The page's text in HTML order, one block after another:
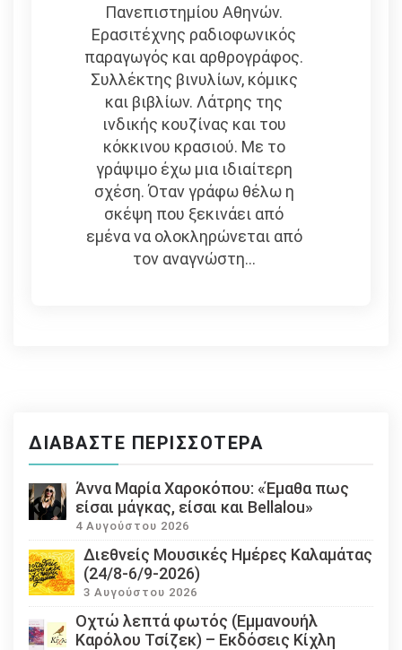
Πανεπιστημίου Αθηνών.
Ερασιτέχνης ραδιοφωνικός
παραγωγός και αρθρογράφος.
Συλλέκτης βινυλίων, κόμικς
και βιβλίων. Λάτρης της
ινδικής κουζίνας και του
κόκκινου κρασιού. Με το
γράψιμο έχω μια ιδιαίτερη
σχέση. Όταν γράφω θέλω η
σκέψη που ξεκινάει από
εμένα να ολοκληρώνεται από
τον αναγνώστη...
ΔΙΑΒΆΣΤΕ ΠΕΡΙΣΣΌΤΕΡΑ
Άννα Μαρία Χαροκόπου: «Έμαθα πως
είσαι μάγκας, είσαι και Bellalou»
4 Αυγούστου 2026
Διεθνείς Μουσικές Ημέρες Καλαμάτας
(24/8-6/9-2026)
3 Αυγούστου 2026
Οχτώ λεπτά φωτός (Εμμανουήλ
Καρόλου Τσίζεκ) – Εκδόσεις Κίχλη